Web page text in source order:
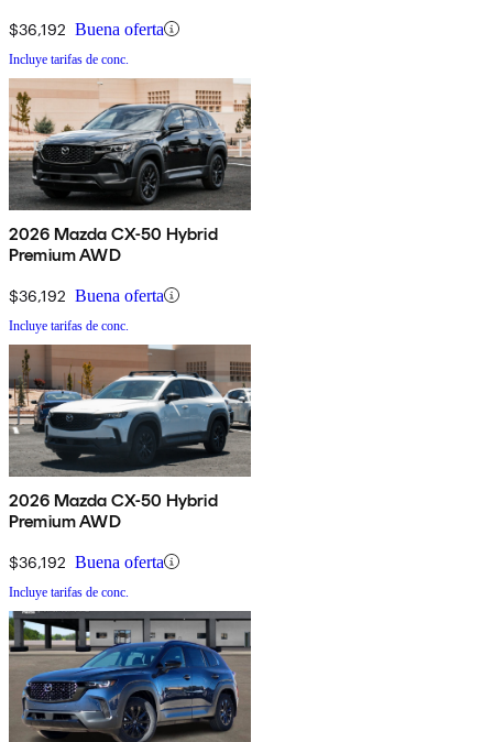
$36,192 Buena oferta
Incluye tarifas de conc.
2026 Mazda CX-50 Hybrid
Premium AWD
$36,192 Buena oferta
Incluye tarifas de conc.
2026 Mazda CX-50 Hybrid
Premium AWD
$36,192 Buena oferta
Incluye tarifas de conc.